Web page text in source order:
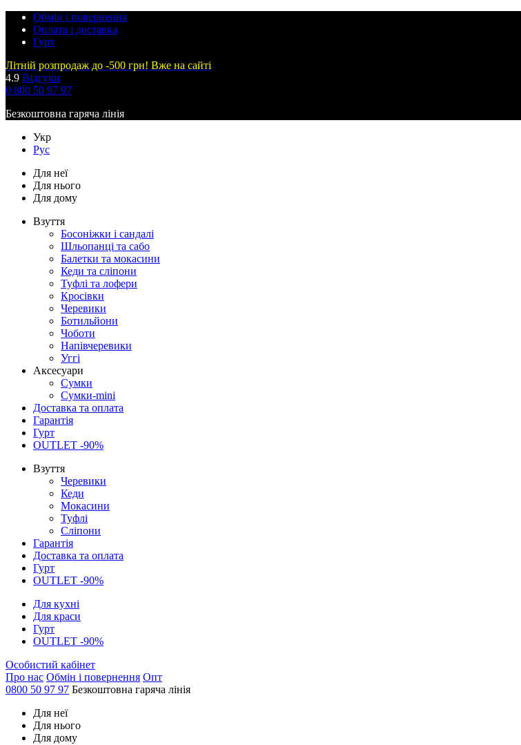
Обмін і повернення
Оплата і доставка
Гурт
Літній розпродаж до -500 грн! Вже на сайті
4.9 Відгуки
0 800 50 97 97
Безкоштовна гаряча лінія
Укр
Рус
Для неї
Для нього
Для дому
Взуття
Босоніжки і сандалі
Шльопанці та сабо
Балетки та мокасини
Кеди та сліпони
Туфлі та лофери
Кросівки
Черевики
Ботильйони
Чоботи
Напівчеревики
Уггі
Аксесуари
Сумки
Сумки-mini
Доставка та оплата
Гарантія
Гурт
OUTLET -90%
Взуття
Черевики
Кеди
Мокасини
Туфлі
Сліпони
Гарантія
Доставка та оплата
Гурт
OUTLET -90%
Для кухні
Для краси
Гурт
OUTLET -90%
Особистий кабінет
Про нас Обмін і повернення Опт
0800 50 97 97 Безкоштовна гаряча лінія
Для неї
Для нього
Для дому